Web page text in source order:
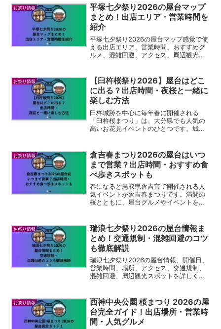
つです。お祭りの雰囲気の中で食べ歩き
を楽しめるため、毎年多くの...
お祭り情報
平塚七夕祭り2026の屋台マップ
まとめ！出店エリア・営業時間を
紹介
平塚七夕祭り2026の屋台マップ感覚で使
える出店エリア、営業時間、おすすめグ
ルメ、混雑回避、アクセス、周辺観光を
お祭り情報
【臼杵桜祭り2026】屋台はどこ
に出る？出店時間・夜桜と一緒に
楽しむ方法
臼杵城跡を中心に毎年春に開催される
「臼杵桜まつり」は、大分県でも人気の
高いお花見イベントのひとつです。城跡
て、夜はライトアップされた幻想的な夜
桜スポットとして多く...
お祭り情報
倉吉春まつり2026の屋台はいつ
まで営業？出店時間・おすすめ食
べ歩きスポットも
春になると鳥取県倉吉市で開催される人
気イベントが倉吉春まつりです。満開の
桜とともに、屋台グルメやイベントを楽
の楽しみのひとつが、会場周辺に並ぶた
くさんの屋台や出店グルメ...
お祭り情報
瑞浪七夕祭り2026の屋台情報ま
とめ！交通規制・混雑回避のコツ
も徹底解説
瑞浪七夕祭り2026の屋台情報、開催日、
営業時間、場所、アクセス、交通規制、
混雑回避、周辺観光スポットを詳しく解
お祭り情報
西神中央公園 桜まつり 2026の屋
台完全ガイド！出店場所・営業時
間・人気グルメ